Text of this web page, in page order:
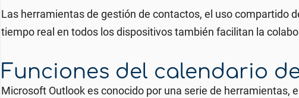
Las herramientas de gestión de contactos, el uso compartido
tiempo real en todos los dispositivos también facilitan la
Funciones del calendario
Microsoft Outlook es conocido por una serie de herramientas,